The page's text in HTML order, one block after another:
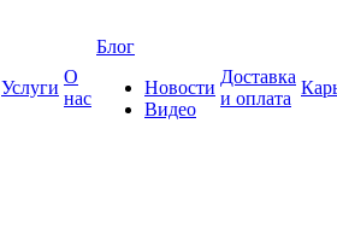
Услуги
О
нас
Блог
Новости
Видео
Доставка
и оплата